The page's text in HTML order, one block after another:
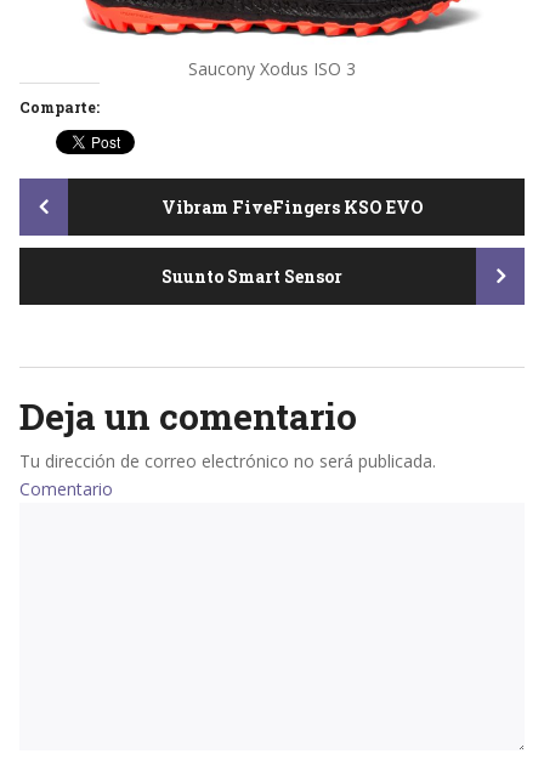
Saucony Xodus ISO 3
Comparte:
Post
navigation
Vibram FiveFingers KSO EVO
Suunto Smart Sensor
Deja un comentario
Tu dirección de correo electrónico no será publicada.
Comentario